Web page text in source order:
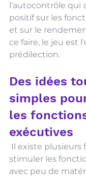
l’autocontrôle
positif sur les
et sur le
ce faire, le jeu est
prédilection.
Des idées
simples
les
exécutives
stimuler les
avec peu de